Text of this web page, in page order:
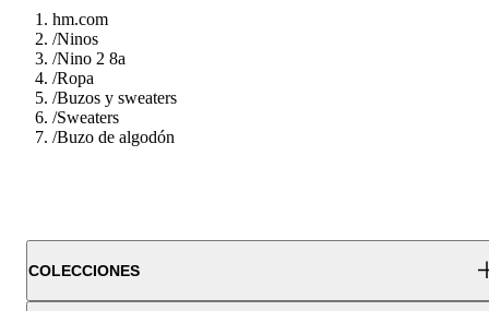
hm.com
/Ninos
/Nino 2 8a
/Ropa
/Buzos y sweaters
/Sweaters
/Buzo de algodón
COLECCIONES